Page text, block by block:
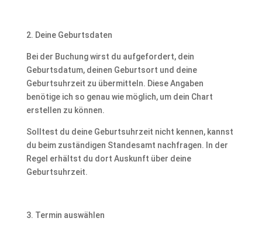
2. Deine Geburtsdaten
Bei der Buchung wirst du aufgefordert, dein
Geburtsdatum, deinen Geburtsort und deine
Geburtsuhrzeit zu übermitteln. Diese Angaben
benötige ich so genau wie möglich, um dein Chart
erstellen zu können.
Solltest du deine Geburtsuhrzeit nicht kennen, kannst
du beim zuständigen Standesamt nachfragen. In der
Regel erhältst du dort Auskunft über deine
Geburtsuhrzeit.
3. Termin auswählen